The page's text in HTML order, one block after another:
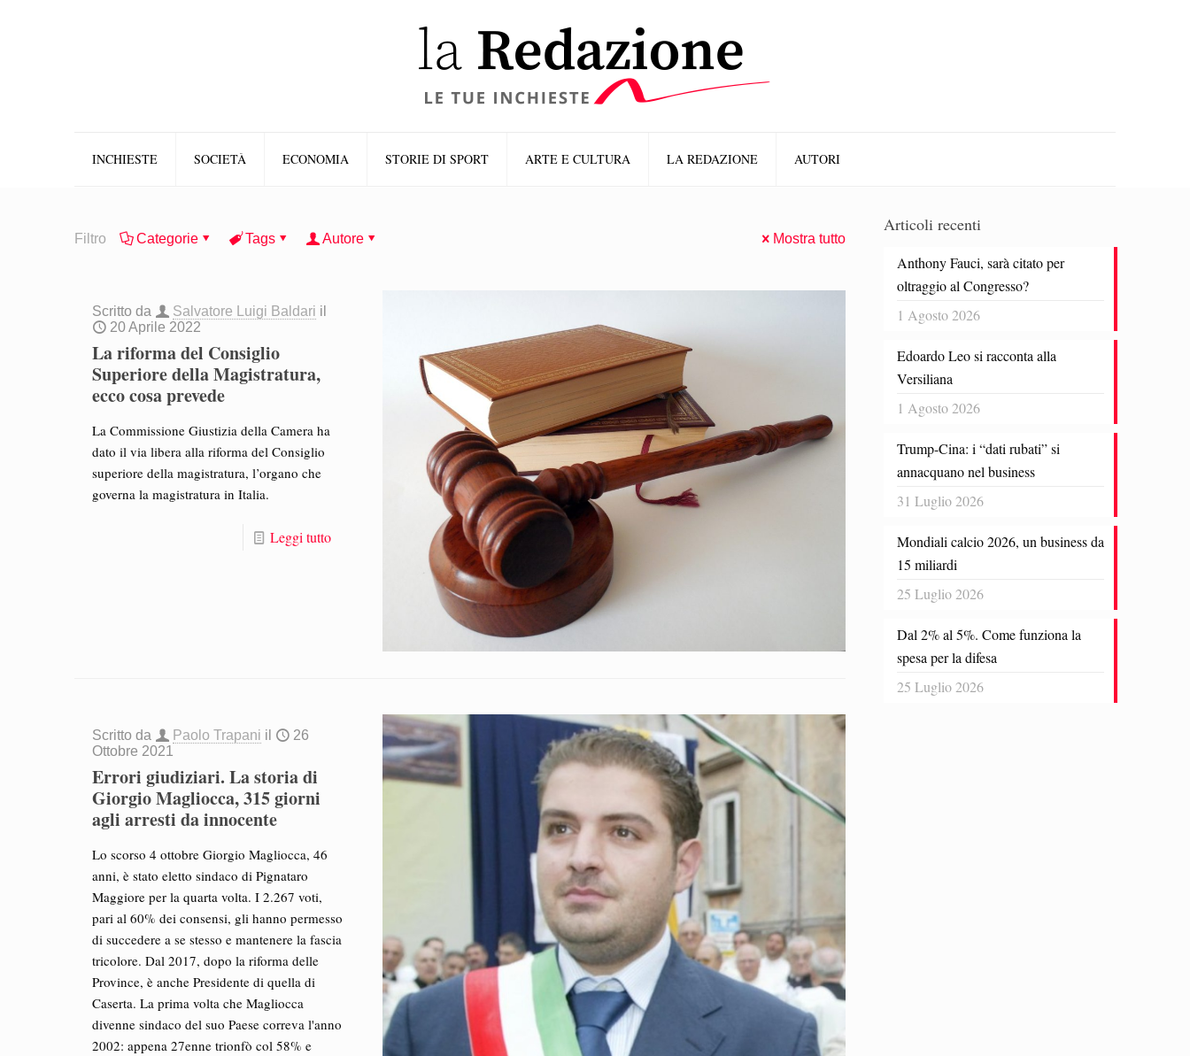
INCHIESTE SOCIETÀ ECONOMIA STORIE DI SPORT ARTE E CULTURA LA REDAZIONE AUTORI
Filtro Categorie Tags Autore Mostra tutto
Scritto da Salvatore Luigi Baldari il
20 Aprile 2022
La riforma del Consiglio
Superiore della Magistratura,
ecco cosa prevede
La Commissione Giustizia della Camera ha
dato il via libera alla riforma del Consiglio
superiore della magistratura, l’organo che
governa la magistratura in Italia.
Leggi tutto
Scritto da Paolo Trapani il
26
Ottobre 2021
Errori giudiziari. La storia di
Giorgio Magliocca, 315 giorni
agli arresti da innocente
Lo scorso 4 ottobre Giorgio Magliocca, 46
anni, è stato eletto sindaco di Pignataro
Maggiore per la quarta volta. I 2.267 voti,
pari al 60% dei consensi, gli hanno permesso
di succedere a se stesso e mantenere la fascia
tricolore. Dal 2017, dopo la riforma delle
Province, è anche Presidente di quella di
Caserta. La prima volta che Magliocca
divenne sindaco del suo Paese correva l'anno
2002: appena 27enne trionfò col 58% e
Articoli recenti
Anthony Fauci, sarà citato per
oltraggio al Congresso?
1 Agosto 2026
Edoardo Leo si racconta alla
Versiliana
1 Agosto 2026
Trump-Cina: i “dati rubati” si
annacquano nel business
31 Luglio 2026
Mondiali calcio 2026, un business da
15 miliardi
25 Luglio 2026
Dal 2% al 5%. Come funziona la
spesa per la difesa
25 Luglio 2026